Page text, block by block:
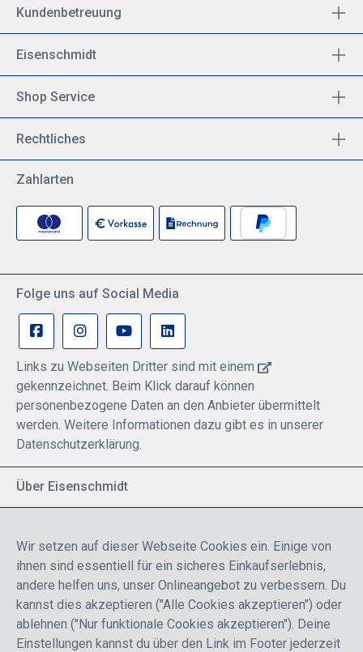
Kundenbetreuung
Eisenschmidt
Shop Service
Rechtliches
Zahlarten
Folge uns auf Social Media
Links zu Webseiten Dritter sind mit einem
gekennzeichnet. Beim Klick darauf können
personenbezogene Daten an den Anbieter übermittelt
werden. Weitere Informationen dazu gibt es in unserer
Datenschutzerklärung.
Über Eisenschmidt
Breite Palette von Luftfahrtprodukten
Fokus auf Pilotenausbildung
Sicher einkaufen
Wir setzen auf dieser Webseite Cookies ein. Einige von
ihnen sind essentiell für ein sicheres Einkaufserlebnis,
andere helfen uns, unser Onlineangebot zu verbessern. Du
kannst dies akzeptieren ("Alle Cookies akzeptieren") oder
ablehnen ("Nur funktionale Cookies akzeptieren"). Deine
Einstellungen kannst du über den Link im Footer jederzeit